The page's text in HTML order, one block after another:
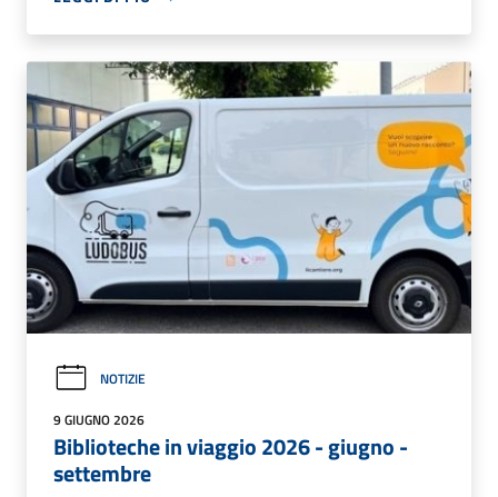
NOTIZIE
9 GIUGNO 2026
Biblioteche in viaggio 2026 - giugno -
settembre